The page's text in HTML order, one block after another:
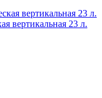
вертикальная 23 л.